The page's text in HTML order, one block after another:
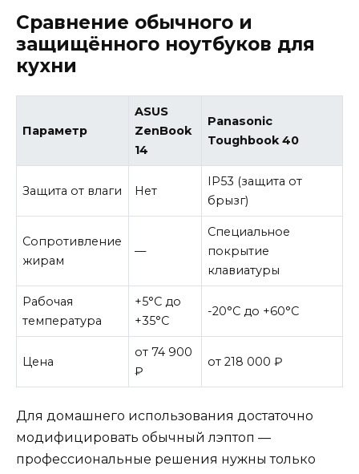
Сравнение обычного и
защищённого ноутбуков для
кухни
Параметр
ASUS
ZenBook
14
Panasonic
Toughbook 40
Защита от влаги Нет
IP53 (защита от
брызг)
Сопротивление
жирам
—
Специальное
покрытие
клавиатуры
Рабочая
температура
+5°C до
+35°C
-20°C до +60°C
Цена
от 74 900
₽
от 218 000 ₽
Для домашнего использования достаточно
модифицировать обычный лэптоп —
профессиональные решения нужны только